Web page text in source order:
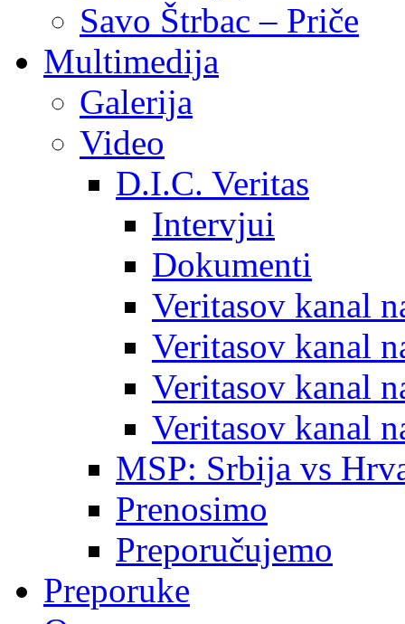
Savo Štrbac – Priče
Multimedija
Galerija
Video
D.I.C. Veritas
Intervjui
Dokumenti
Veritasov kanal
Veritasov kanal
Veritasov kanal
Veritasov kanal
MSP: Srbija vs
Prenosimo
Preporučujemo
Preporuke